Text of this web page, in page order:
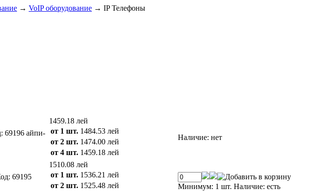
→ VoIP оборудование → IP Телефоны
69196 айпи-
1459.18 лей
от 1 шт. 1484.53 лей
от 2 шт. 1474.00 лей
от 4 шт. 1459.18 лей
Наличие: нет
69195
1510.08 лей
от 1 шт. 1536.21 лей
от 2 шт. 1525.48 лей
Минимум: 1 шт. Наличие: есть